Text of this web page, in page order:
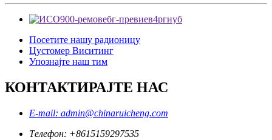
Посетите нашу радионицу
Цустомер Виситинг
Упознајте наш тим
КОНТАКТИРАЈТЕ НАС
E-mail: admin@chinaruicheng.com
Телефон: +8615159297535